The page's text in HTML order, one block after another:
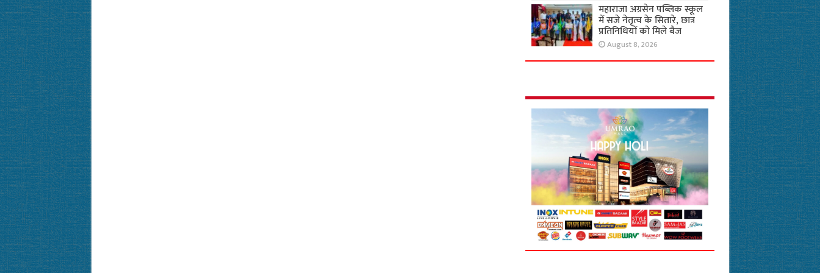
महाराजा अग्रसेन पब्लिक स्कूल
में सजे नेतृत्व के सितारे, छात्र
प्रतिनिधियों को मिले बैज
August 8, 2026